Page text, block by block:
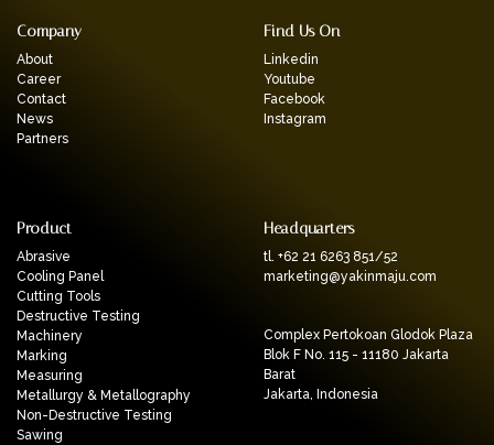
Company
About
Career
Contact
News
Partners
Find Us On
Linkedin
Youtube
Facebook
Instagram
Product
Abrasive
Cooling Panel
Cutting Tools
Destructive Testing
Machinery
Marking
Measuring
Metallurgy & Metallography
Non-Destructive Testing
Sawing
Headquarters
tl. +62 21 6263 851/52
marketing@yakinmaju.com
Complex Pertokoan Glodok Plaza
Blok F No. 115 - 11180 Jakarta
Barat
Jakarta, Indonesia